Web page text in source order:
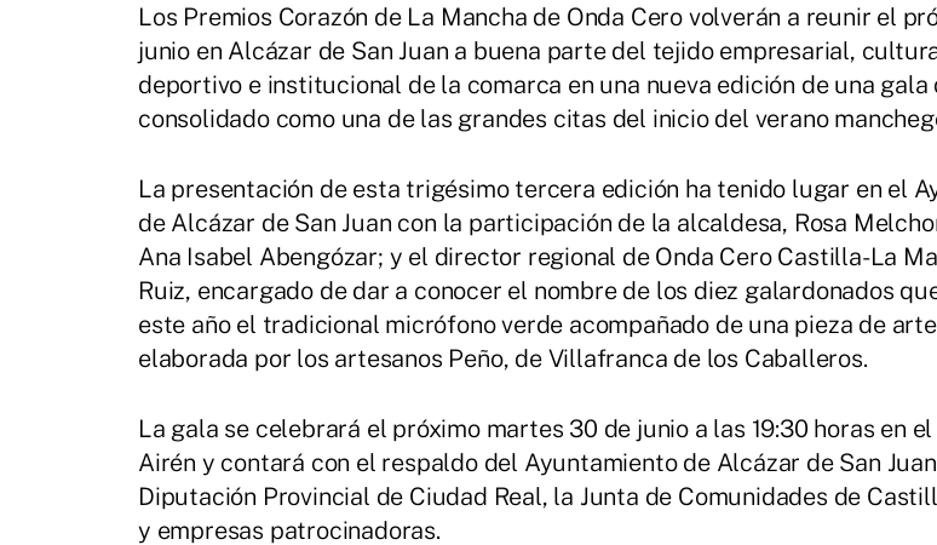
Los Premios Corazón de La Mancha de Onda Cero volverán a reunir el
junio en Alcázar de San Juan a buena parte del tejido empresarial,
deportivo e institucional de la comarca en una nueva edición de una gala
consolidado como una de las grandes citas del inicio del verano
La presentación de esta trigésimo tercera edición ha tenido lugar en el
de Alcázar de San Juan con la participación de la alcaldesa, Rosa
Ana Isabel Abengózar; y el director regional de Onda Cero Castilla-La
Ruiz, encargado de dar a conocer el nombre de los diez galardonados
este año el tradicional micrófono verde acompañado de una pieza de
elaborada por los artesanos Peño, de Villafranca de los Caballeros.
La gala se celebrará el próximo martes 30 de junio a las 19:30 horas en
Airén y contará con el respaldo del Ayuntamiento de Alcázar de San
Diputación Provincial de Ciudad Real, la Junta de Comunidades de
y empresas patrocinadoras.